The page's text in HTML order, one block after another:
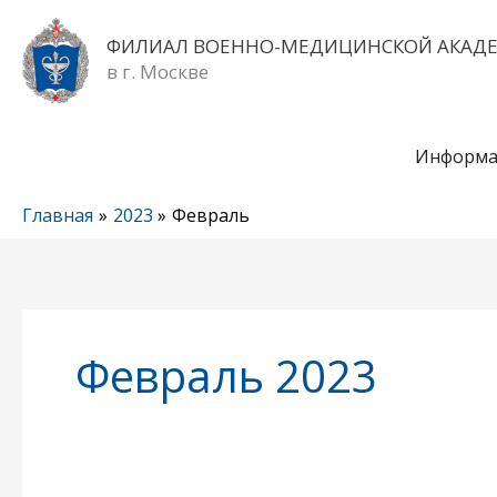
Перейти
содержимому
ФИЛИАЛ ВОЕННО-МЕДИЦИНСКОЙ
в г. Москве
Главная 2023 Февраль
Февраль 2023